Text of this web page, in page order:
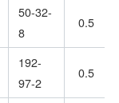
50-32-
8
0.5
192-
97-2
0.5